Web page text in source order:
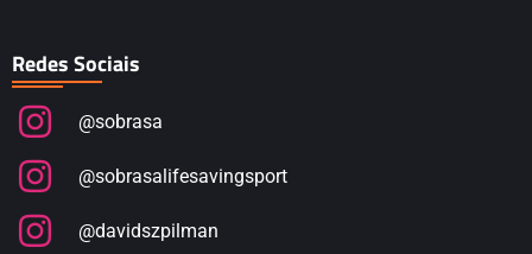
Redes Sociais
@sobrasa
@sobrasalifesavingsport
@davidszpilman